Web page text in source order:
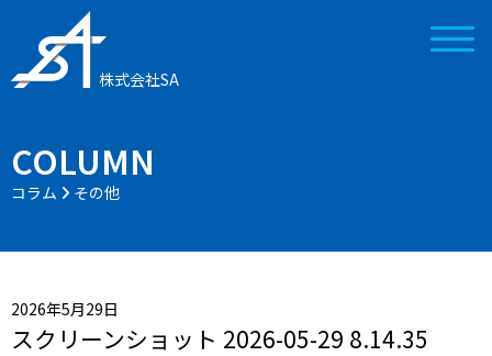
株式会社SA
COLUMN
コラム その他
2026年5月29日
スクリーンショット 2026-05-29 8.14.35